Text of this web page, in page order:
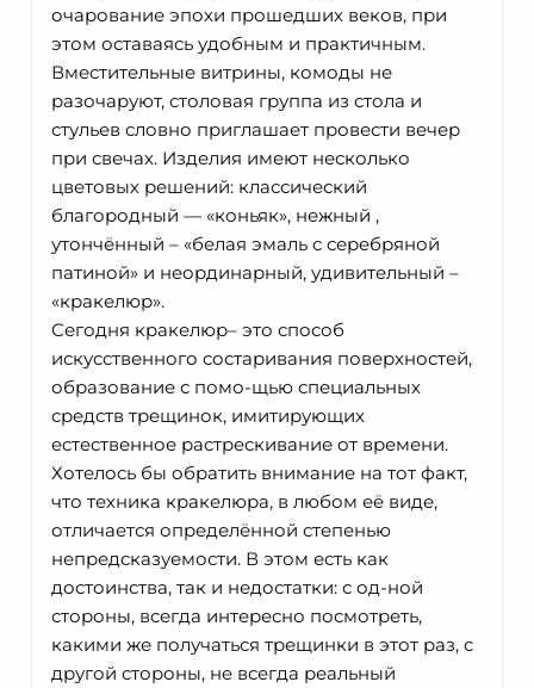
очарование эпохи прошедших веков, при
этом оставаясь удобным и практичным.
Вместительные витрины, комоды не
разочаруют, столовая группа из стола и
стульев словно приглашает провести вечер
при свечах. Изделия имеют несколько
цветовых решений: классический
благородный — «коньяк», нежный ,
утончённый – «белая эмаль с серебряной
патиной» и неординарный, удивительный –
«кракелюр».
Сегодня кракелюр– это способ
искусственного состаривания поверхностей,
образование с помо-щью специальных
средств трещинок, имитирующих
естественное растрескивание от времени.
Хотелось бы обратить внимание на тот факт,
что техника кракелюра, в любом её виде,
отличается определённой степенью
непредсказуемости. В этом есть как
достоинства, так и недостатки: с од-ной
стороны, всегда интересно посмотреть,
какими же получаться трещинки в этот раз, с
другой стороны, не всегда реальный